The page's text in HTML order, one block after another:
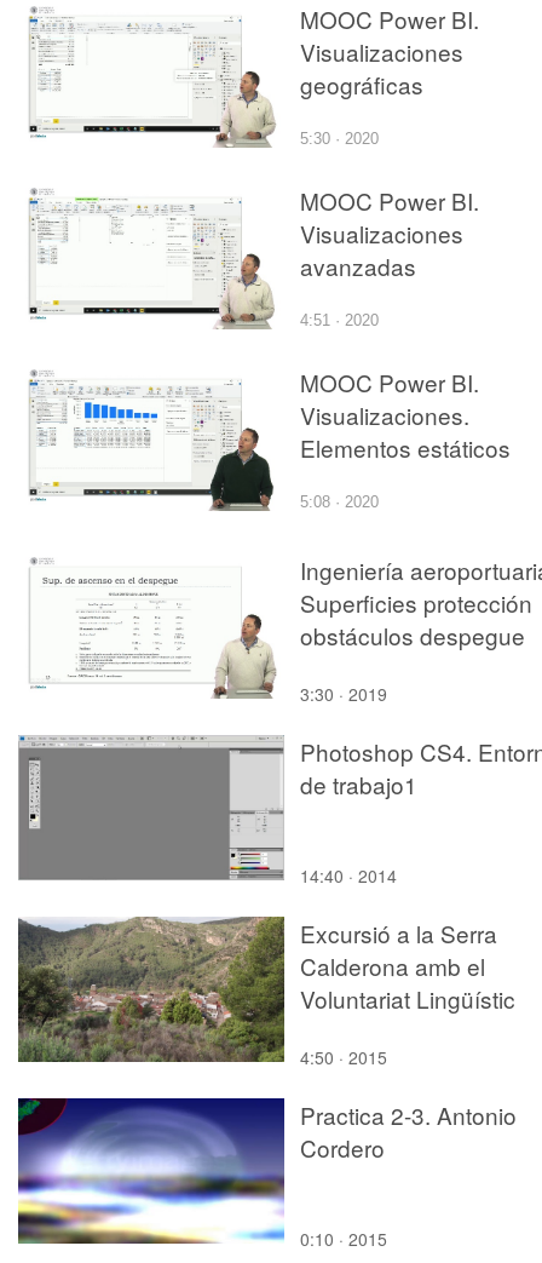
MOOC Power BI.
Visualizaciones
geográficas
5:30 · 2020
MOOC Power BI.
Visualizaciones
avanzadas
4:51 · 2020
MOOC Power BI.
Visualizaciones.
Elementos estáticos
5:08 · 2020
Ingeniería
Superficies protección
obstáculos despegue
3:30 · 2019
Photoshop CS4.
de trabajo1
14:40 · 2014
Excursió a la Serra
Calderona amb el
Voluntariat Lingüístic
4:50 · 2015
Practica 2-3. Antonio
Cordero
0:10 · 2015